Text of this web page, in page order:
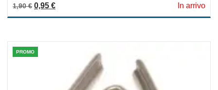
out
5
1,90€ Il prezzo originale era: 1,90 €.
0,95 €Il prezzo attuale è: 0,95 €. In arrivo
PROMO